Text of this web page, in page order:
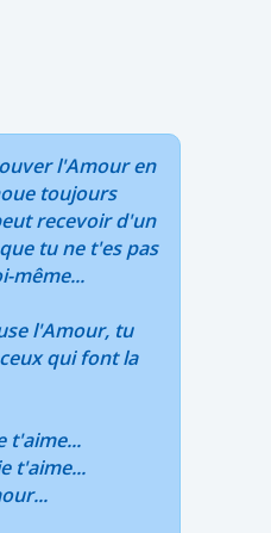
l'Amour en
toujours
recevoir d'un
tu ne t'es pas
même...
l'Amour, tu
qui font la
t'aime...
t'aime...